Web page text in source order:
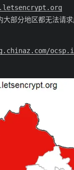
大部分地区都无法请